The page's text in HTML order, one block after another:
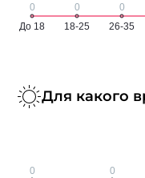
Для какого